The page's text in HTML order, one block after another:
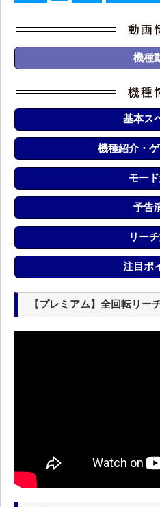
機種
基本ス
機種紹介・
モー
予告
リー
注目ポ
【プレミアム】全回転リ